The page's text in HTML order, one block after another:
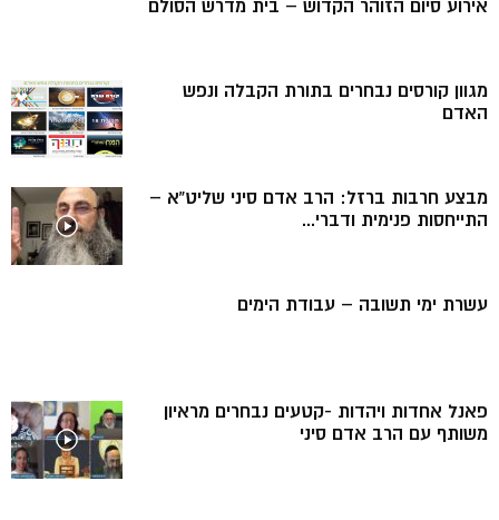
אירוע סיום הזוהר הקדוש – בית מדרש הסולם
מגוון קורסים נבחרים בתורת הקבלה ונפש
האדם
מבצע חרבות ברזל: הרב אדם סיני שליט”א –
התייחסות פנימית ודברי...
עשרת ימי תשובה – עבודת הימים
פאנל אחדות ויהדות -קטעים נבחרים מראיון
משותף עם הרב אדם סיני